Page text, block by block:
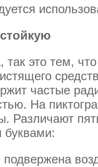
это тем,
частые
На
Различают
буквами: